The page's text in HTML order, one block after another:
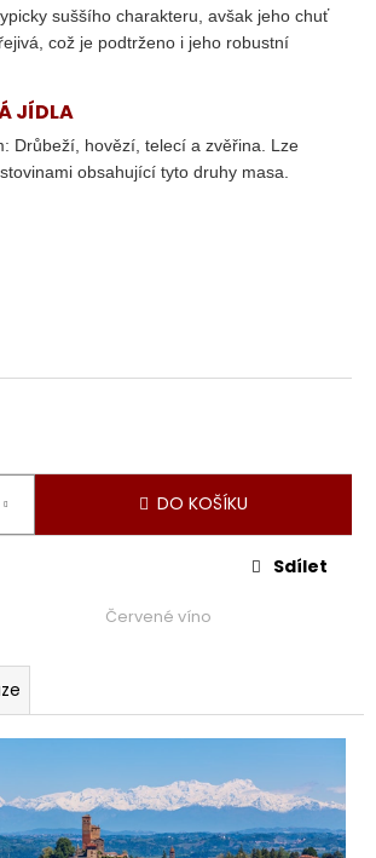
suššího charakteru, avšak jeho chuť
což je podtrženo i jeho robustní
JÍDLA
Drůbeží, hovězí, telecí a zvěřina. Lze
obsahující tyto druhy masa.
DO KOŠÍKU
Červené víno
Sdílet